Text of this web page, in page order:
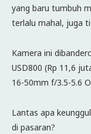
yang baru tumbuh
terlalu mahal, juga
Kamera ini
USD800 (Rp 11,6
16-50mm f/3.5-5.6
Lantas apa
di pasaran?